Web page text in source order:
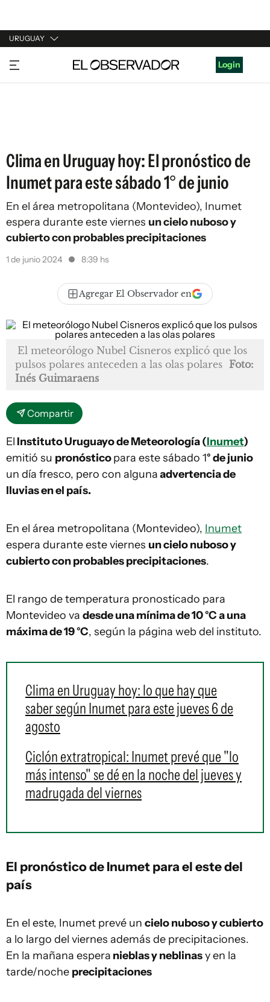
URUGUAY
URUGUAY
ARGENTINA
Login
Clima en Uruguay hoy: El pronóstico de
Inumet para este sábado 1° de junio
En el área metropolitana (Montevideo), Inumet
espera durante este viernes un cielo nuboso y
cubierto con probables precipitaciones
1 de junio 2024 8:39 hs
Agregar El Observador en
El meteorólogo Nubel Cisneros explicó que los
pulsos polares anteceden a las olas polares Foto:
Inés Guimaraens
Compartir
El Instituto Uruguayo de Meteorología (Inumet)
emitió su pronósticopara este sábado 1° de junio
un día fresco, pero con algunaadvertencia de
lluvias en el país.
En el área metropolitana (Montevideo), Inumet
espera durante este viernes un cielo nuboso y
cubierto con probables precipitaciones.
El rango de temperatura pronosticado para
Montevideo va desde una mínima de 10 °C a una
máxima de 19 °C, según la página web del instituto.
Clima en Uruguay hoy: lo que hay que
saber según Inumet para este jueves 6 de
agosto
Ciclón extratropical: Inumet prevé que "lo
más intenso" se dé en la noche del jueves y
madrugada del viernes
El pronóstico de Inumetpara el este del
país
En el este, Inumet prevé un cielo nuboso y cubierto
a lo largo del viernes además de precipitaciones.
En la mañana espera nieblas y neblinasy en la
tarde/noche precipitaciones